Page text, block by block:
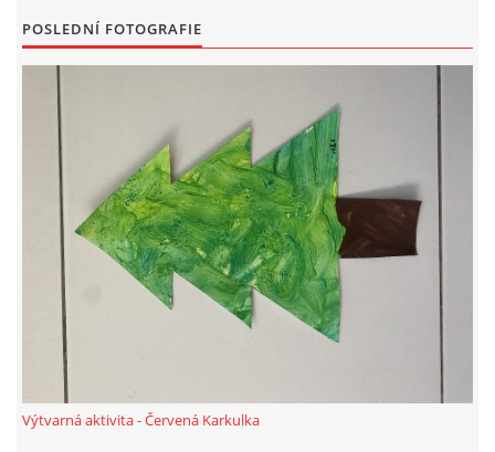
POHYBOVÉ AKTIVITY NA TÉMA ZIMA
VZDĚLÁVACÍ PLÁN OD ZÁŘÍ DO ČERVNA
TÝDENNÍ PLÁNY
SMYSLOVÁ AKTIVITA
MONTESSORI AKTIVITA
JÓGOVÉ CVIČENÍ, TYPY, RADY, RECENZE
POSLEDNÍ FOTOGRAFIE
Výtvarná aktivita - Červená Karkulka